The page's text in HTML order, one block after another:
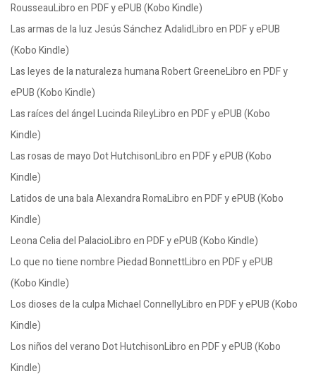
RousseauLibro en PDF y ePUB (Kobo Kindle)
Las armas de la luz Jesús Sánchez AdalidLibro en PDF y ePUB
(Kobo Kindle)
Las leyes de la naturaleza humana Robert GreeneLibro en PDF y
ePUB (Kobo Kindle)
Las raíces del ángel Lucinda RileyLibro en PDF y ePUB (Kobo
Kindle)
Las rosas de mayo Dot HutchisonLibro en PDF y ePUB (Kobo
Kindle)
Latidos de una bala Alexandra RomaLibro en PDF y ePUB (Kobo
Kindle)
Leona Celia del PalacioLibro en PDF y ePUB (Kobo Kindle)
Lo que no tiene nombre Piedad BonnettLibro en PDF y ePUB
(Kobo Kindle)
Los dioses de la culpa Michael ConnellyLibro en PDF y ePUB (Kobo
Kindle)
Los niños del verano Dot HutchisonLibro en PDF y ePUB (Kobo
Kindle)